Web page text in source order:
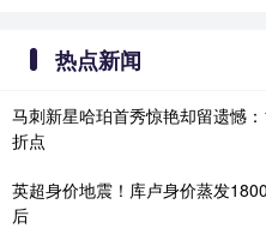
热点新闻
马刺新星哈珀首秀惊艳却留遗憾
折点
英超身价地震！库卢身价蒸发
后